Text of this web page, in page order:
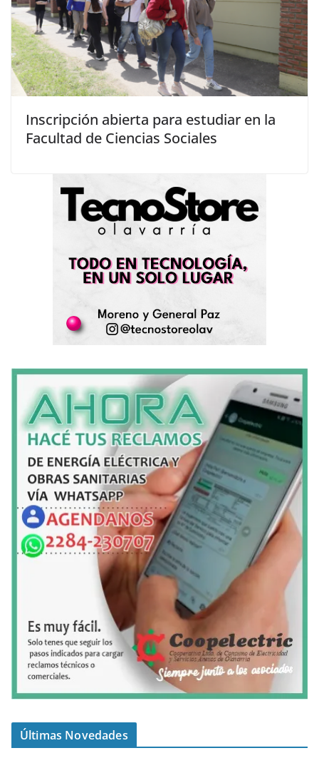
Inscripción abierta para estudiar en la
Facultad de Ciencias Sociales
Últimas Novedades